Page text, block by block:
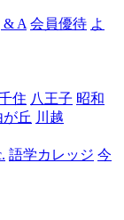
& A 会員優待 よ
住 八王子 昭和
が丘 川越
語学カレッジ 今